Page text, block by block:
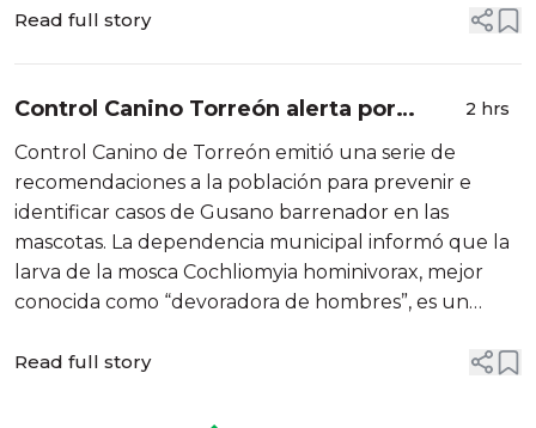
Read full story
Control Canino Torreón alerta por
riesgo de gusano barrenador en
mascotas
2 hrs
Control Canino de Torreón emitió una serie de
recomendaciones a la población para prevenir e
identificar casos de Gusano barrenador en las
mascotas. La dependencia municipal informó que la
larva de la mosca Cochliomyia hominivorax, mejor
conocida como “devoradora de hombres”, es un
caliente, también en seres humanos....
Read full story